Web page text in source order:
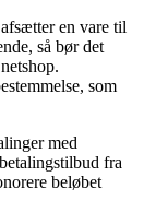
en vare til
så bør det
som
med
fra
beløbet